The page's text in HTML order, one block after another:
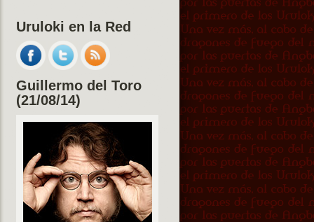
Uruloki en la Red
Guillermo del Toro
(21/08/14)